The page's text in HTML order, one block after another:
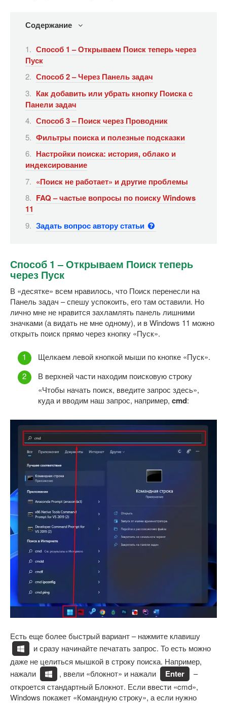
Содержание
Способ 1 – Открываем Поиск теперь через
Пуск
Способ 2 – Через Панель задач
Как добавить или убрать кнопку Поиска с
Панели задач
Способ 3 – Поиск через Проводник
Фильтры поиска и полезные подсказки
Настройки поиска: история, облако и
индексирование
«Поиск не работает» и другие проблемы
FAQ – частые вопросы по поиску Windows
11
Задать вопрос автору статьи
Способ 1 – Открываем Поиск теперь
через Пуск
В «десятке» всем нравилось, что Поиск перенесли на
Панель задач – спешу успокоить, его там оставили. Но
лично мне не нравится захламлять панель лишними
значками (а видать не мне одному), и в Windows 11 можно
открыть поиск прямо через кнопку «Пуск».
Щелкаем левой кнопкой мыши по кнопке «Пуск».
В верхней части находим поисковую строку
«Чтобы начать поиск, введите запрос здесь»,
куда и вводим наш запрос, например, cmd:
Есть еще более быстрый вариант – нажмите клавишу
и сразу начинайте печатать запрос. То есть можно
даже не целиться мышкой в строку поиска. Например,
нажали
, ввели «блокнот» и нажали Enter
–
откроется стандартный Блокнот. Если ввести «cmd»,
Windows покажет «Командную строку», а если нужно